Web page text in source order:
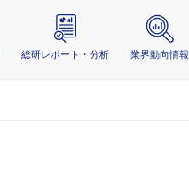
総研レポート・分析 業界動向情報